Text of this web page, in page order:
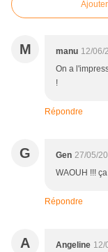
M manu 12/06/
On a
!
Répondre
G Gen 27/05/
WAOUH !!!
Répondre
A Angeline 12/